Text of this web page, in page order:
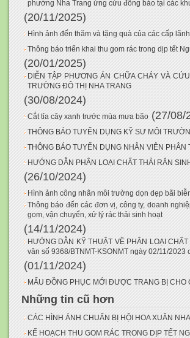
phường Nha Trang ứng cứu đông bào tại các
(20/11/2025)
Hình ảnh đến thăm và tặng quà của các cấp
Thông báo triển khai thu gom rác trong dịp tết
(20/01/2025)
DIỄN TẬP PHƯƠNG ÁN CHỮA CHÁY VÀ
TRƯỜNG ĐÔ THỊ NHA TRANG
(30/08/2024)
Cắt tỉa cây xanh trước mùa mưa bão (27/08/
THÔNG BÁO TUYỂN DỤNG KỸ SƯ MÔI
THÔNG BÁO TUYỂN DỤNG NHÂN VIÊN PHÂN
HƯỚNG DẪN PHÂN LOẠI CHẤT THẢI RẮN
(26/10/2024)
Hình ảnh công nhân môi trường dọn dẹp bãi
Thông báo đến các đơn vị, công ty, doanh
gom, vận chuyển, xử lý rác thải sinh hoạt
(14/11/2024)
HƯỚNG DẪN KỸ THUẬT VỀ PHÂN LOẠI
văn số 9368/BTNMT-KSONMT ngày 02/11/
(01/11/2024)
MẨU ĐỒNG PHỤC MỚI ĐƯỢC TRANG BỊ CHO
Những tin cũ hơn
CÁC HÌNH ẢNH CHUẨN BỊ HỘI HOA XUÂN
KẾ HOẠCH THU GOM RÁC TRONG DỊP TẾT